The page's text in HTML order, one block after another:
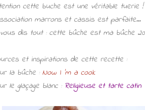
cette buche est une véritable tuerie !
marrons et cassis est parfaite...
dis tout : cette bûche est mabûche
et inspirations de cette recette :
la bûche :Now I 'm a cook
le glaçage blanc : Religieuse et tarte catin